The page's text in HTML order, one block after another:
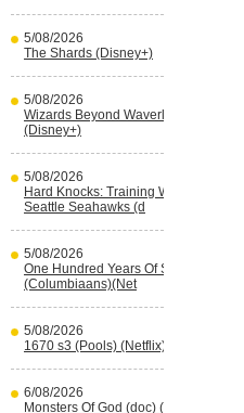
5/08/2026
The Shards (Disney+)
5/08/2026
Wizards Beyond Waverly Place s3
(Disney+)
5/08/2026
Hard Knocks: Training With The
Seattle Seahawks (d
5/08/2026
One Hundred Years Of Solitude s2
(Columbiaans)(Net
5/08/2026
1670 s3 (Pools) (Netflix)
6/08/2026
Monsters Of God (doc) (HBO Max)